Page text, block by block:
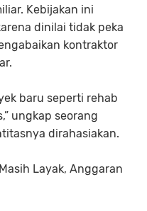
Kebijakan ini
dinilai tidak peka
kontraktor
baru seperti rehab
ungkap seorang
dirahasiakan.
Layak, Anggaran